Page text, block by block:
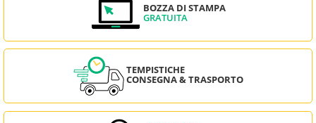
BOZZA DI STAMPA
GRATUITA
TEMPISTICHE
CONSEGNA & TRASPORTO